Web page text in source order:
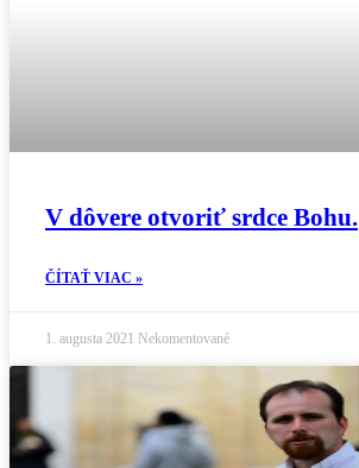
V dôvere otvoriť srdce Bohu.
ČÍTAŤ VIAC »
1. augusta 2021 Nekomentované